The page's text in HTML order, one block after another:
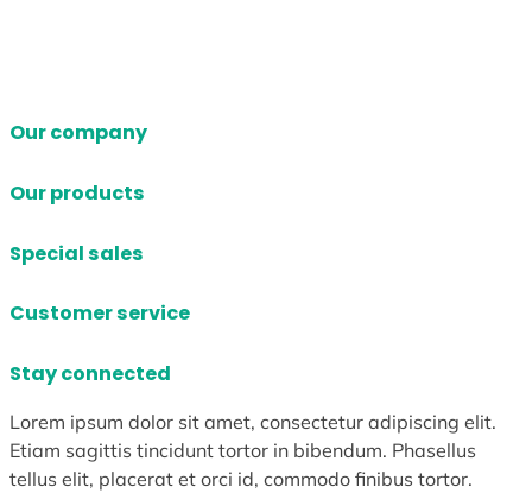
Our company
Our products
Special sales
Customer service
Stay connected
Lorem ipsum dolor sit amet, consectetur adipiscing elit.
Etiam sagittis tincidunt tortor in bibendum. Phasellus
tellus elit, placerat et orci id, commodo finibus tortor.